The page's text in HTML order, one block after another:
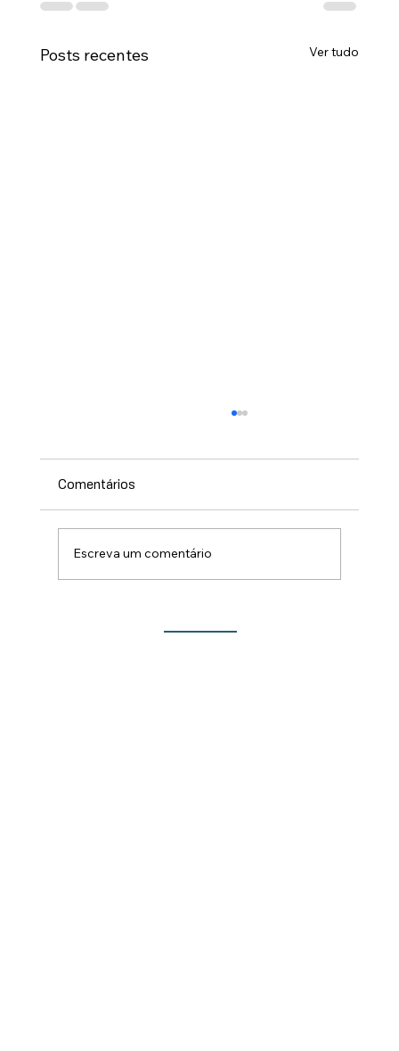
Posts recentes Ver tudo
Festa do Rocio traz novidades para este
Comentários
Escreva um comentário